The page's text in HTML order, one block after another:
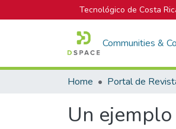
Tecnológico de Costa
Communities &
Home
Un